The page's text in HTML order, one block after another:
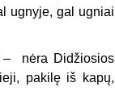
ugnyje, gal ugniai
– nėra Didžiosios
pakilę iš kapų,